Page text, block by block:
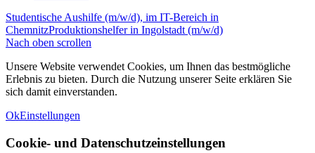
Studentische Aushilfe (m/w/d), im IT-Bereich in
ChemnitzProduktionshelfer in Ingolstadt (m/w/d)
Nach oben scrollen
Unsere Website verwendet Cookies, um Ihnen das bestmögliche
Erlebnis zu bieten. Durch die Nutzung unserer Seite erklären Sie
sich damit einverstanden.
OkEinstellungen
Cookie- und Datenschutzeinstellungen